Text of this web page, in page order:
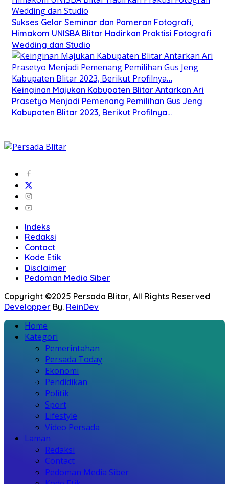
Sukses Gelar Seminar dan Pameran Fotografi,
Himakom UNISBA Blitar Hadirkan Praktisi Fotografi
Wedding dan Studio
Keinginan Majukan Kabupaten Blitar Antarkan Ari
Prasetyo Menjadi Pemenang Pemilihan Gus Jeng
Kabupaten Blitar 2023, Berikut Profilnya…
Indeks
Redaksi
Contact
Kode Etik
Disclaimer
Pedoman Media Siber
Copyright ©2025 Persada Blitar, All Rights Reserved
Developper By. ReinDev
Home
Kategori
Pemerintahan
Persada Today
Ekonomi
Pendidikan
Politik
Sport
Lifestyle
Video Persada
Laman
Redaksi
Contact
Pedoman Media Siber